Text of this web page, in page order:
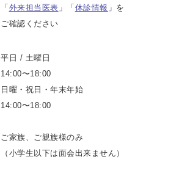
「 外来担当医表 」「 休診情報 」を
ご確認ください
平日 / 土曜日
14:00〜18:00
日曜・祝日・年末年始
14:00〜18:00
ご家族、ご親族様のみ
（小学生以下は面会出来ません）